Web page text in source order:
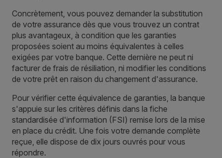
Concrètement, vous pouvez demander la substitution
de votre assurance dès que vous trouvez un contrat
plus avantageux, à condition que les garanties
proposées soient au moins équivalentes à celles
exigées par votre banque. Cette dernière ne peut ni
facturer de frais de résiliation, ni modifier les conditions
de votre prêt en raison du changement d'assurance.
Pour vérifier cette équivalence de garanties, la banque
s'appuie sur les critères définis dans la fiche
standardisée d'information (FSI) remise lors de la mise
en place du crédit. Une fois votre demande complète
reçue, elle dispose de dix jours ouvrés pour vous
répondre.